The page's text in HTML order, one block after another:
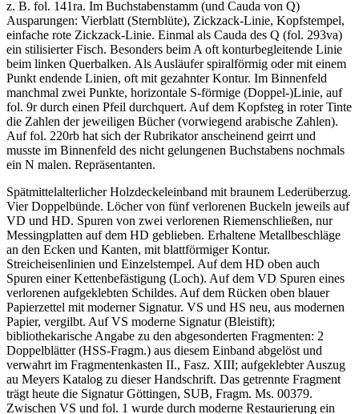
z. B. fol. 141ra. Im Buchstabenstamm (und Cauda von Q)
Ausparungen: Vierblatt (Sternblüte), Zickzack-Linie, Kopfstempel,
einfache rote Zickzack-Linie. Einmal als Cauda des Q (fol. 293va)
ein stilisierter Fisch. Besonders beim A oft konturbegleitende Linie
beim linken Querbalken. Als Ausläufer spiralförmig oder mit einem
Punkt endende Linien, oft mit gezahnter Kontur. Im Binnenfeld
manchmal zwei Punkte, horizontale S-förmige (Doppel-)Linie, auf
fol. 9r durch einen Pfeil durchquert. Auf dem Kopfsteg in roter Tinte
die Zahlen der jeweiligen Bücher (vorwiegend arabische Zahlen).
Auf fol. 220rb hat sich der Rubrikator anscheinend geirrt und
musste im Binnenfeld des nicht gelungenen Buchstabens nochmals
ein N malen. Repräsentanten.
Spätmittelalterlicher Holzdeckeleinband mit braunem Lederüberzug.
Vier Doppelbünde. Löcher von fünf verlorenen Buckeln jeweils auf
VD und HD. Spuren von zwei verlorenen Riemenschließen, nur
Messingplatten auf dem HD geblieben. Erhaltene Metallbeschläge
an den Ecken und Kanten, mit blattförmiger Kontur.
Streicheisenlinien und Einzelstempel. Auf dem HD oben auch
Spuren einer Kettenbefästigung (Loch). Auf dem VD Spuren eines
verlorenen aufgeklebten Schildes. Auf dem Rücken oben blauer
Papierzettel mit moderner Signatur. VS und HS neu, aus modernen
Papier, vergilbt. Auf VS moderne Signatur (Bleistift);
bibliothekarische Angabe zu den abgesonderten Fragmenten: 2
Doppelblätter (HSS-Fragm.) aus diesem Einband abgelöst und
verwahrt im Fragmentenkasten II., Fasz. XIII; aufgeklebter Auszug
au Meyers Katalog zu dieser Handschrift. Das getrennte Fragment
trägt heute die Signatur Göttingen, SUB, Fragm. Ms. 00379.
Zwischen VS und fol. 1 wurde durch moderne Restaurierung ein